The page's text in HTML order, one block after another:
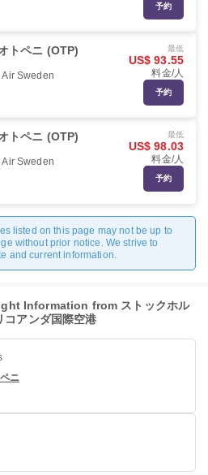
予約
トペニ (OTP)
Sweden
最低
US$ 93.55
料金/人
予約
トペニ (OTP)
Sweden
最低
US$ 98.03
料金/人
予約
listed on this page may not be up to
without prior notice. We strive to
and current information.
Information from ストックホル
コアンダ国際空港
ニ